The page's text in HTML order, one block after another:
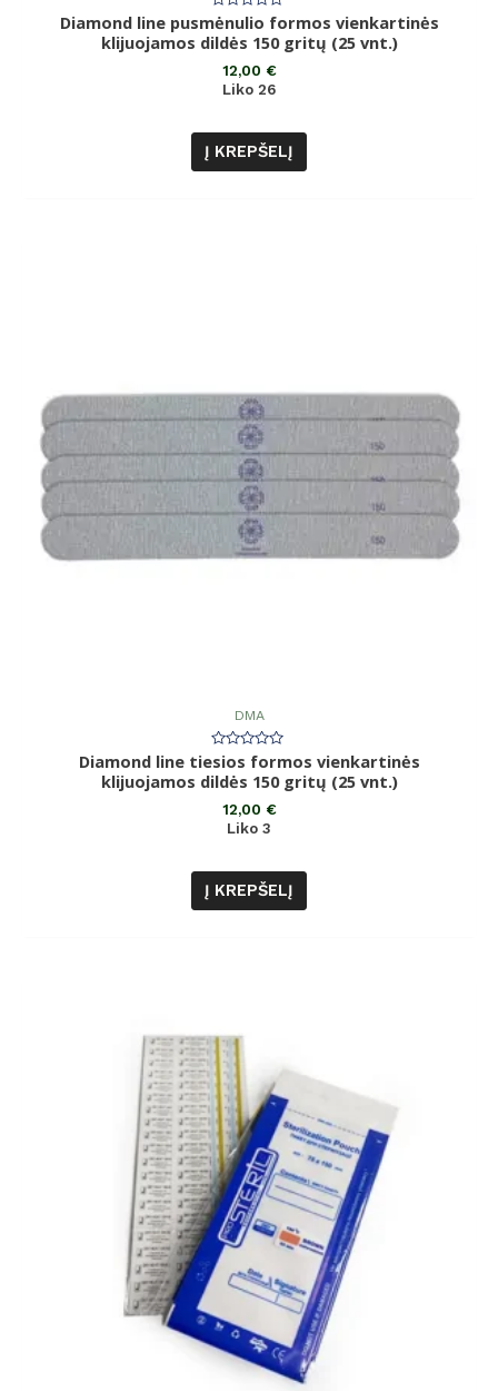
Įvertinimas:
0
iš
Diamond line pusmėnulio formos vienkartinės
klijuojamos dildės 150 gritų (25 vnt.)
12,00 €
Liko 26
Į KREPŠELĮ
DMA
Įvertinimas:
0
iš
Diamond line tiesios formos vienkartinės
klijuojamos dildės 150 gritų (25 vnt.)
12,00 €
Liko 3
Į KREPŠELĮ